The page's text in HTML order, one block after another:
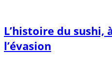
L’histoire du sushi,
l’évasion